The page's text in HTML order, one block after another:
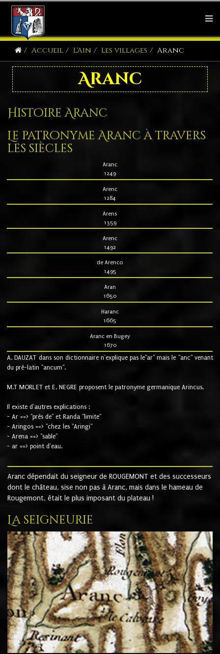
Accueil L'Ain Les villages Aranc
Aranc
Histoire Aranc
Le patronyme Aranc à travers
les siècles
Aranc
1249
Arenc
1284
Arens
1359
Arenc
1492
de Arenco
1495
Aran
1650
Haranc
1665
Aranc en Bugey
1670
A. DAUZAT dans son dictionnaire n'explique pas le"ar" mais le "anc" venant
du pré-latin "ancum".
M.T MORLET et E. NEGRE proposent le patronyme germanique Arincus.
Il existe d'autres explications :
- Ar ==> "près de" et Randa "limite"
- Aringos ==> "chez les "Aringi"
- Arena ==> "sable"
- ar ==> point d'eau.
Aranc dépendait du seigneur de ROUGEMONT et des successeurs
dont le château, sise non pas à Aranc, mais dans le hameau de
Rougemont, était le plus imposant du plateau !
La seigneurie